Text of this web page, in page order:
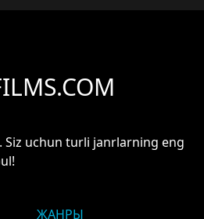
Siz uchun turli janrlarning eng
ЖАНРЫ